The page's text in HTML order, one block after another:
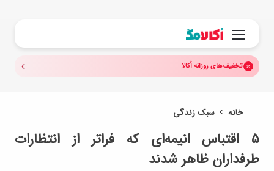
منو
تخفیف‌های روزانه اُکالا
خانه سبک زندگی
۵ اقتباس انیمه‌ای که فراتر از انتظارات
طرفداران ظاهر شدند